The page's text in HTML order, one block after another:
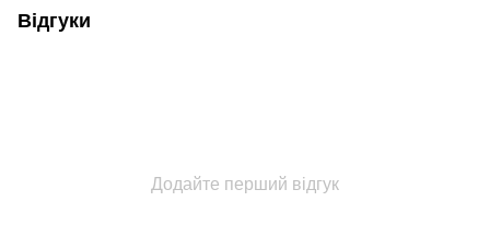
Відгуки
Додайте перший відгук